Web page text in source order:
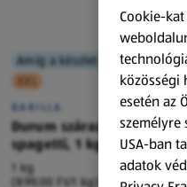
Amíg a készlet tart
XXL
BARILLA
Durum száraztészta,
spagetti, 1 kg
1 kg
(899,00 Ft/1 kg)
Cookie-
közösségi
esetén az
személyre
USA-ban
adatok